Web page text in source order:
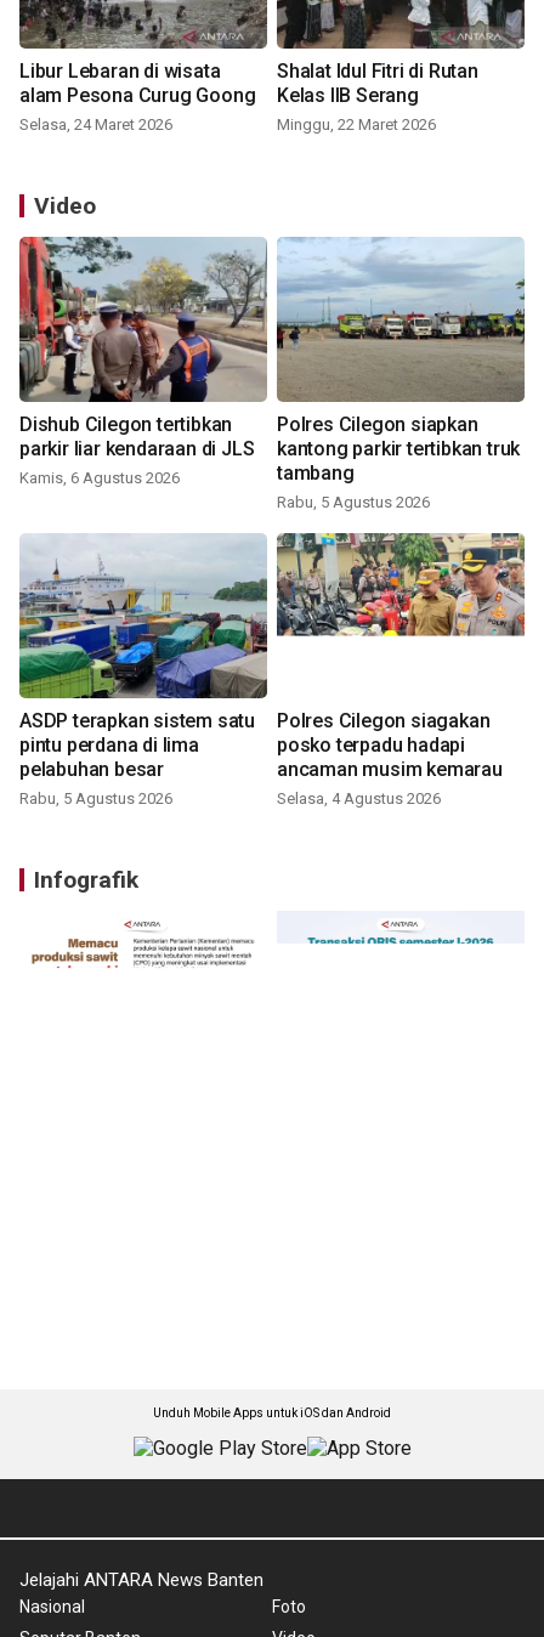
Libur Lebaran di wisata
alam Pesona Curug Goong
Selasa, 24 Maret 2026
Shalat Idul Fitri di Rutan
Kelas IIB Serang
Minggu, 22 Maret 2026
Video
Dishub Cilegon tertibkan
parkir liar kendaraan di JLS
Kamis, 6 Agustus 2026
Polres Cilegon siapkan
kantong parkir tertibkan truk
tambang
Rabu, 5 Agustus 2026
ASDP terapkan sistem satu
pintu perdana di lima
pelabuhan besar
Rabu, 5 Agustus 2026
Polres Cilegon siagakan
posko terpadu hadapi
ancaman musim kemarau
Selasa, 4 Agustus 2026
Infografik
Unduh Mobile Apps untuk iOS dan Android
Jelajahi ANTARA News Banten
Nasional
Foto